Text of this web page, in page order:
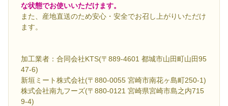
な状態でお使いいただけます。
また、産地直送のため安心・安全でお召し上がりいただけ
ます。
加工業者：合同会社KTS(〒889-4601 都城市山田町山田95
47-6)
新垣ミート株式会社(〒880-0055 宮崎市南花ヶ島町250-1)
株式会社南九フーズ(〒880-0121 宮崎県宮崎市島之内715
9-4)